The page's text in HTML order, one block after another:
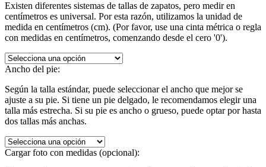
Existen diferentes sistemas de tallas de zapatos, pero medir en
centímetros es universal. Por esta razón, utilizamos la unidad de
medida en centímetros (cm). (Por favor, use una cinta métrica o regla
con medidas en centímetros, comenzando desde el cero '0').
Ancho del pie:
Según la talla estándar, puede seleccionar el ancho que mejor se
ajuste a su pie. Si tiene un pie delgado, le recomendamos elegir una
talla más estrecha. Si su pie es ancho o grueso, puede optar por hasta
dos tallas más anchas.
Cargar foto con medidas (opcional):